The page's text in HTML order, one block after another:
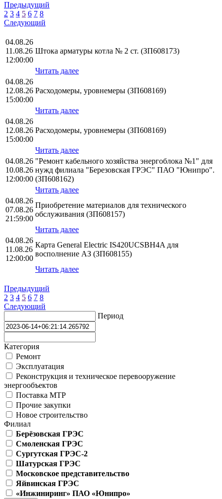
Предыдущий
2 3 4 5 6 7 8
Следующий
04.08.26
11.08.26
12:00:00
Штока арматуры котла № 2 ст. (ЗП608173)
Читать далее
04.08.26
12.08.26
15:00:00
Расходомеры, уровнемеры (ЗП608169)
Читать далее
04.08.26
12.08.26
15:00:00
Расходомеры, уровнемеры (ЗП608169)
Читать далее
04.08.26
10.08.26
12:00:00
"Ремонт кабельного хозяйства энергоблока №1" для
нужд филиала "Березовская ГРЭС" ПАО "Юнипро".
(ЗП608162)
Читать далее
04.08.26
07.08.26
21:59:00
Приобретение материалов для технического
обслуживания (ЗП608157)
Читать далее
04.08.26
11.08.26
12:00:00
Карта General Electric IS420UCSBH4A для
восполнение АЗ (ЗП608155)
Читать далее
Предыдущий
2 3 4 5 6 7 8
Следующий
Период
Категория
Ремонт
Эксплуатация
Реконструкция и техническое перевооружение
энергообъектов
Поставка МТР
Прочие закупки
Новое строительство
Филиал
Берёзовская ГРЭС
Смоленская ГРЭС
Сургутская ГРЭС-2
Шатурская ГРЭС
Московское представительство
Яйвинская ГРЭС
«Инжиниринг» ПАО «Юнипро»